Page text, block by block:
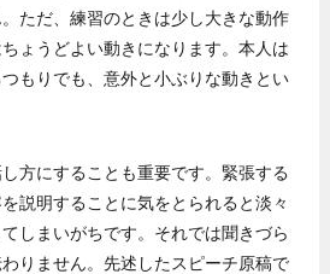
ただ、練習のときは少し大きな動作
ょうどよい動きになります。本人は
もりでも、意外と小ぶりな動きとい
方にすることも重要です。緊張する
説明することに気をとられると淡々
しまいがちです。それでは聞きづら
りません。先述したスピーチ原稿で